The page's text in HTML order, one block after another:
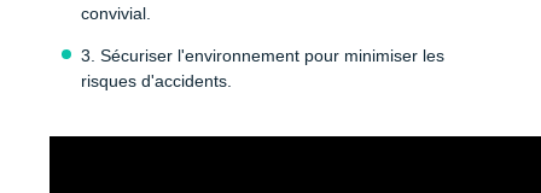
convivial.
3. Sécuriser l'environnement pour minimiser les
risques d'accidents.